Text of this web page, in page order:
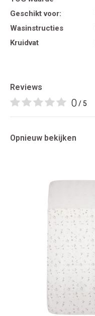
Geschikt voor:
Wasinstructies
Kruidvat
Reviews
0 / 5
Opnieuw bekijken